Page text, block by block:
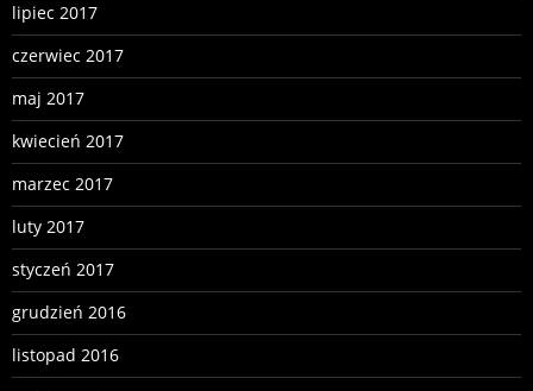
lipiec 2017
czerwiec 2017
maj 2017
kwiecień 2017
marzec 2017
luty 2017
styczeń 2017
grudzień 2016
listopad 2016